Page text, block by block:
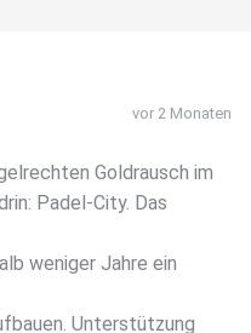
vor 2 Monaten
Goldrausch im
Padel-City. Das
weniger Jahre ein
Unterstützung